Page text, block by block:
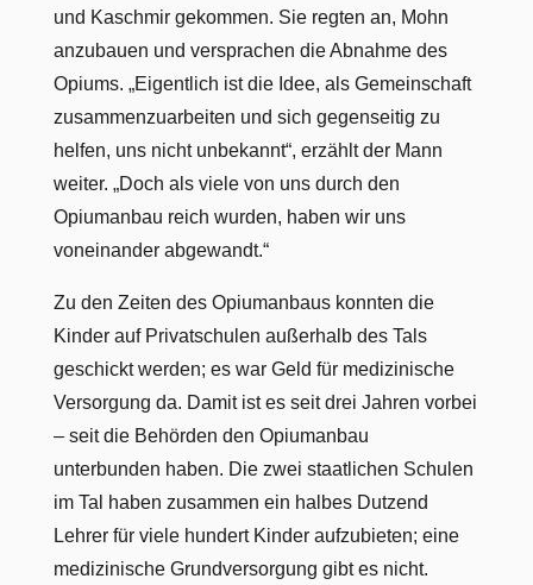
und Kaschmir gekommen. Sie regten an, Mohn
anzubauen und versprachen die Abnahme des
Opiums. „Eigentlich ist die Idee, als Gemeinschaft
zusammenzuarbeiten und sich gegenseitig zu
helfen, uns nicht unbekannt“, erzählt der Mann
weiter. „Doch als viele von uns durch den
Opiumanbau reich wurden, haben wir uns
voneinander abgewandt.“
Zu den Zeiten des Opiumanbaus konnten die
Kinder auf Privatschulen außerhalb des Tals
geschickt werden; es war Geld für medizinische
Versorgung da. Damit ist es seit drei Jahren vorbei
– seit die Behörden den Opiumanbau
unterbunden haben. Die zwei staatlichen Schulen
im Tal haben zusammen ein halbes Dutzend
Lehrer für viele hundert Kinder aufzubieten; eine
medizinische Grundversorgung gibt es nicht.